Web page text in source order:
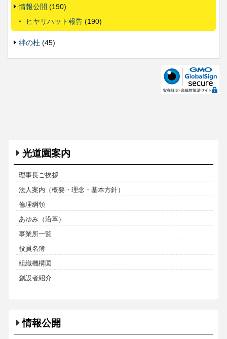
情報公開 (190)
ヒヤリハット報告 (190)
絆の杜 (45)
光道園案内
理事長ご挨拶
法人案内（概要・理念・基本方針）
倫理綱領
あゆみ（沿革）
事業所一覧
役員名簿
組織機構図
創設者紹介
情報公開